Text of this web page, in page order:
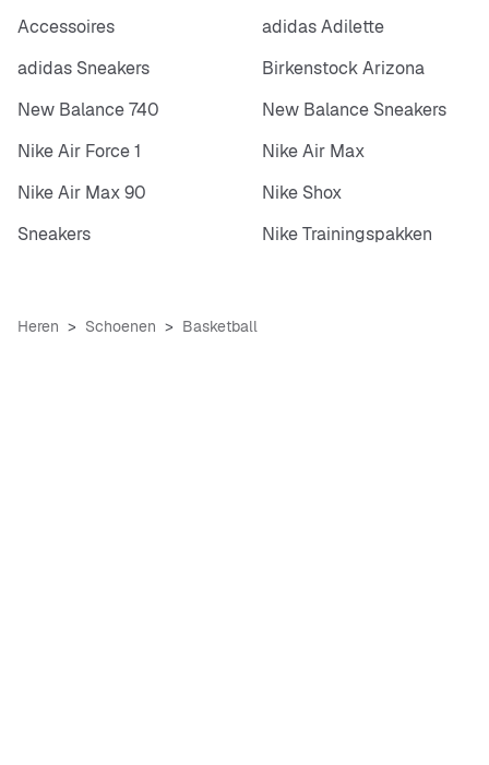
Accessoires
adidas Adilette
adidas Sneakers
Birkenstock Arizona
New Balance 740
New Balance Sneakers
Nike Air Force 1
Nike Air Max
Nike Air Max 90
Nike Shox
Sneakers
Nike Trainingspakken
Heren Schoenen Basketball